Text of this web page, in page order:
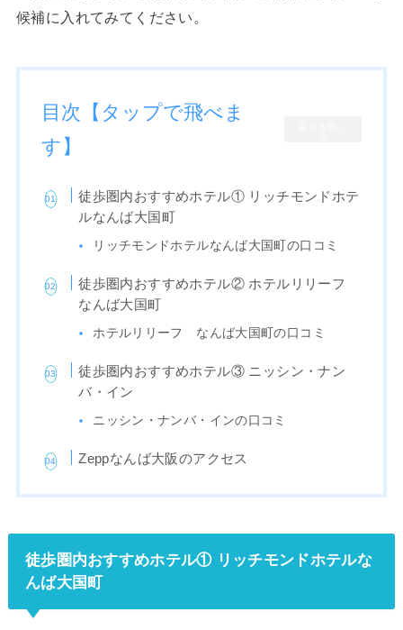
候補に入れてみてください。
目次【タップで飛べま
す】
徒歩圏内おすすめホテル① リッチモンドホテ
ルなんば大国町
リッチモンドホテルなんば大国町の口コミ
徒歩圏内おすすめホテル② ホテルリリーフ
なんば大国町
ホテルリリーフ なんば大国町の口コミ
徒歩圏内おすすめホテル③ ニッシン・ナン
バ・イン
ニッシン・ナンバ・インの口コミ
Zeppなんば大阪のアクセス
徒歩圏内おすすめホテル① リッチモンドホテルな
んば大国町